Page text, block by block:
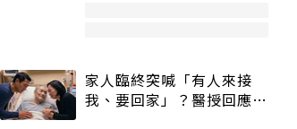
家人臨終突喊「有人來接
我、要回家」？醫授回應方